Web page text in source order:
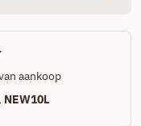
aankoop
NEW10L